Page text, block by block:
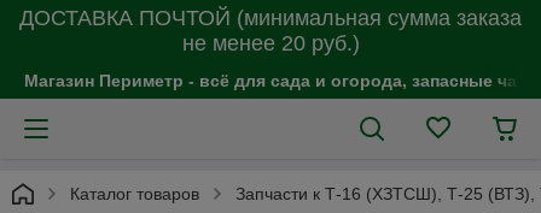
ДОСТАВКА ПОЧТОЙ (минимальная сумма заказа
не менее 20 руб.)
Магазин Периметр - всё для сада и огорода, запасные
Каталог товаров Запчасти к Т-16 (ХЗТСШ), Т-25